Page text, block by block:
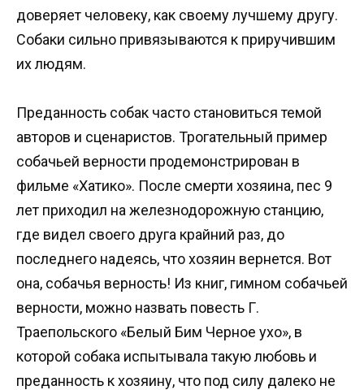
доверяет человеку, как своему лучшему другу.
Собаки сильно привязываются к приручившим
их людям.
Преданность собак часто становиться темой
авторов и сценаристов. Трогательный пример
собачьей верности продемонстрирован в
фильме «Хатико». После смерти хозяина, пес 9
лет приходил на железнодорожную станцию,
где видел своего друга крайний раз, до
последнего надеясь, что хозяин вернется. Вот
она, собачья верность! Из книг, гимном собачьей
верности, можно назвать повесть Г.
Траепольского «Белый Бим Черное ухо», в
которой собака испытывала такую любовь и
преданность к хозяину, что под силу далеко не